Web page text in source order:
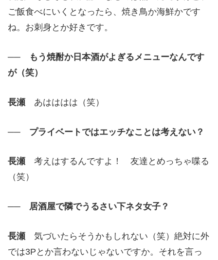
ご飯食べにいくとなったら、焼き鳥か海鮮かです
ね。お刺身とか好きです。
── もう焼酎か日本酒がよぎるメニューなんです
が（笑）
長瀬 あはははは（笑）
── プライベートではエッチなことは考えない？
長瀬 考えはするんですよ！ 友達とめっちゃ喋る
（笑）
── 居酒屋で隣でうるさい下ネタ女子？
長瀬 気づいたらそうかもしれない（笑）絶対に外
では3Pとか言わないじゃないですか。それを言っ